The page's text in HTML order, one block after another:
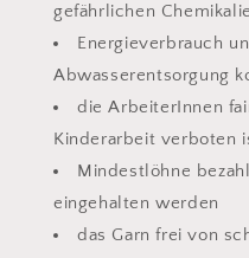
gefährlichen
Energieverbrauch
Abwasserentsorgung
die ArbeiterInnen
Kinderarbeit verboten
Mindestlöhne
eingehalten werden
das Garn frei von